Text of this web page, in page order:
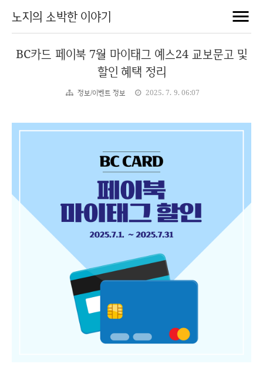
노지의 소박한 이야기
BC카드 페이북 7월 마이태그 예스24 교보문고 및
할인 혜택 정리
정보/이벤트 정보 2025. 7. 9. 06:07